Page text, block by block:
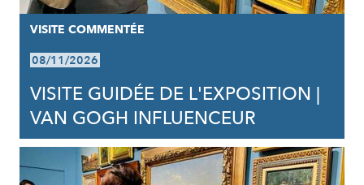
VISITE COMMENTÉE
08/11/2026
VISITE GUIDÉE DE L'EXPOSITION |
VAN GOGH INFLUENCEUR